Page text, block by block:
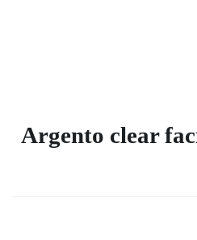
Argento clear